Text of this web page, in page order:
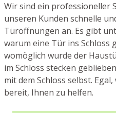
Wir sind ein professioneller
unseren Kunden schnelle
Türöffnungen an. Es gibt
warum eine Tür ins Schloss
womöglich wurde der
im Schloss stecken
mit dem Schloss selbst.
bereit, Ihnen zu helfen.